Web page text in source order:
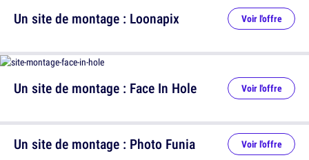
Un site de montage : Face In Hole Voir l'offre
Un site de montage : Loonapix Voir l'offre
Un site de montage : Photo Funia Voir l'offre